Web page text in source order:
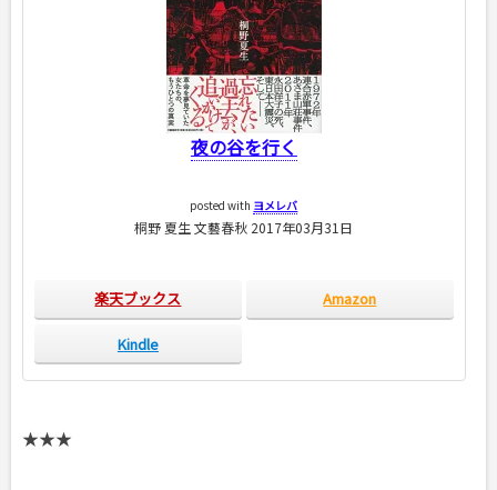
夜の谷を行く
posted with ヨメレバ
桐野 夏生 文藝春秋 2017年03月31日
楽天ブックス Amazon
Kindle
★★★